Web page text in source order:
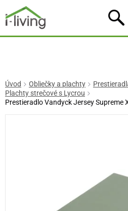
Úvod Obliečky a plachty
Plachty strečové s Lycrou
Prestieradlo Vandyck Jersey Supreme